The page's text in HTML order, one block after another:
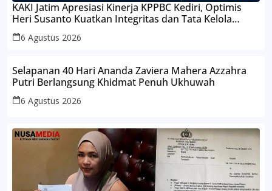
KAKI Jatim Apresiasi Kinerja KPPBC Kediri, Optimis
Heri Susanto Kuatkan Integritas dan Tata Kelola
Bersih
6 Agustus 2026
Selapanan 40 Hari Ananda Zaviera Mahera Azzahra
Putri Berlangsung Khidmat Penuh Ukhuwah
6 Agustus 2026